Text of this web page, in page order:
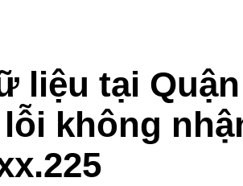
liệu tại
lỗi không